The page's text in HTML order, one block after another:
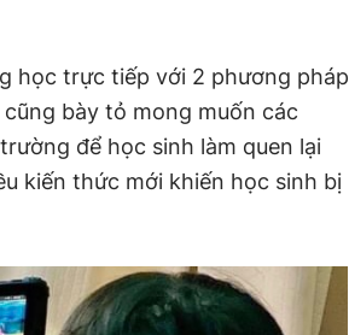
học trực tiếp với 2 phương pháp
bày tỏ mong muốn các
để học sinh làm quen lại
kiến thức mới khiến học sinh bị